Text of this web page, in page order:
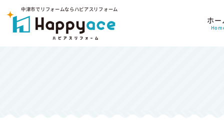
中津市でリフォームならハピアスリフォーム
ホ